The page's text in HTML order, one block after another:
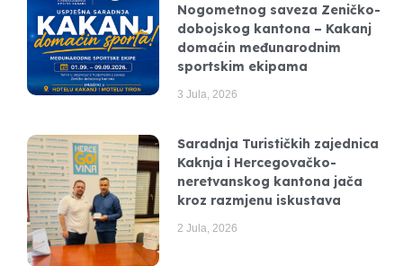
Nogometnog saveza Zeničko-
dobojskog kantona – Kakanj
domaćin međunarodnim
sportskim ekipama
3 Jula, 2026
Saradnja Turističkih zajednica
Kaknja i Hercegovačko-
neretvanskog kantona jača
kroz razmjenu iskustava
2 Jula, 2026